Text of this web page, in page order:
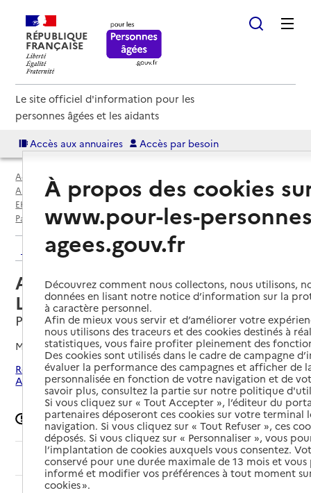
RÉPUBLIQUE
FRANÇAISE
Le site officiel d'information pour les
personnes âgées et les aidants
Accès aux annuaires Accès par besoin
Accueil
Annuaire EHPAD et maisons de retraite
EHPAD par département
Paris 9e Arrondissement
Accueil de jour Geneviève Laroque
Retour aux résultats de l'annuaire
Accueil de jour Geneviève
Laroque
Paris 9e Arrondissement, PARIS
Mis à jour le08/09/2024
Rechercher les établissements autour de Paris 9e
Arrondissement
Signaler une erreur
Sommaire
À propos des cookies
www.pour-les-
agees.gouv.fr
Découvrez comment nous collectons, nous utilisons,
données en lisant notre notice d’information sur la
à caractère personnel.
Afin de mieux vous servir et d’améliorer votre
nous utilisons des traceurs et des cookies destinés à
statistiques, vous faire profiter pleinement des
Des cookies sont utilisés dans le cadre de campagne
évaluer la performance des campagnes et afficher de
personnalisée en fonction de votre navigation et de
savoir plus, consultez la partie sur notre politique
Si vous cliquez sur « Tout Accepter », l’éditeur du
partenaires déposeront ces cookies sur votre terminal
navigation. Si vous cliquez sur « Tout Refuser », ces
déposés. Si vous cliquez sur « Personnaliser », vous
l’implantation de cookies auxquels vous consentez.
conservé pour une durée maximale de 13 mois et
informé et modifier vos préférences à tout moment
cookies ».